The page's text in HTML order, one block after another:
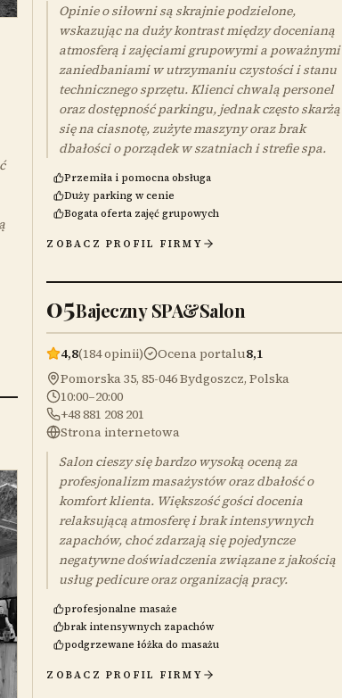
Opinie o siłowni są skrajnie podzielone,
wskazując na duży kontrast między docenianą
atmosferą i zajęciami grupowymi a poważnymi
zaniedbaniami w utrzymaniu czystości i stanu
technicznego sprzętu. Klienci chwalą personel
oraz dostępność parkingu, jednak często skarżą
się na ciasnotę, zużyte maszyny oraz brak
dbałości o porządek w szatniach i strefie spa.
Przemiła i pomocna obsługa
Duży parking w cenie
Bogata oferta zajęć grupowych
ZOBACZ PROFIL FIRMY
05Bajeczny SPA&Salon
4,8(184 opinii) Ocena portalu8,1
Pomorska 35, 85-046 Bydgoszcz, Polska
10:00–20:00
+48 881 208 201
Strona internetowa
Salon cieszy się bardzo wysoką oceną za
profesjonalizm masażystów oraz dbałość o
komfort klienta. Większość gości docenia
relaksującą atmosferę i brak intensywnych
zapachów, choć zdarzają się pojedyncze
negatywne doświadczenia związane z jakością
usług pedicure oraz organizacją pracy.
profesjonalne masaże
brak intensywnych zapachów
podgrzewane łóżka do masażu
ZOBACZ PROFIL FIRMY